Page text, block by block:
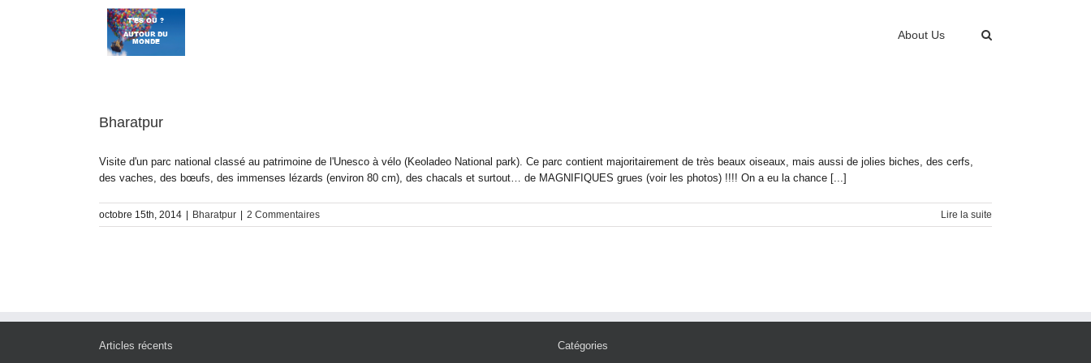
About Us
Bharatpur
Visite d'un parc national classé au patrimoine de l'Unesco à vélo (Keoladeo National park). Ce parc contient majoritairement de très beaux oiseaux, mais aussi de jolies biches, des cerfs,
des vaches, des bœufs, des immenses lézards (environ 80 cm), des chacals et surtout… de MAGNIFIQUES grues (voir les photos) !!!! On a eu la chance [...]
octobre 15th, 2014 Bharatpur 2 Commentaires Lire la suite
Articles récents Catégories